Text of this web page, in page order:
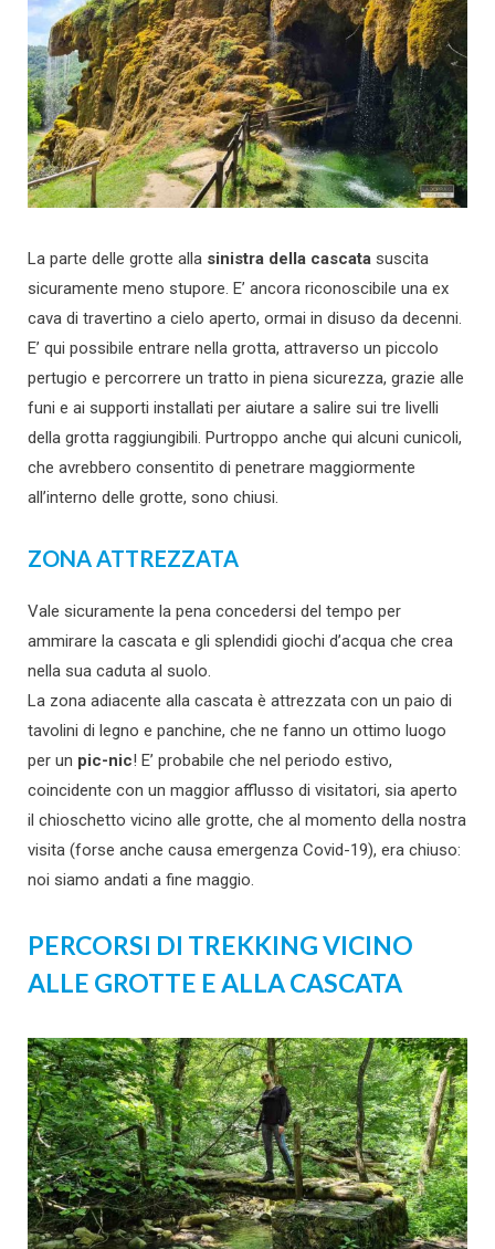
La parte delle grotte alla sinistra della cascata suscita
sicuramente meno stupore. E’ ancora riconoscibile una ex
cava di travertino a cielo aperto, ormai in disuso da decenni.
E’ qui possibile entrare nella grotta, attraverso un piccolo
pertugio e percorrere un tratto in piena sicurezza, grazie alle
funi e ai supporti installati per aiutare a salire sui tre livelli
della grotta raggiungibili. Purtroppo anche qui alcuni cunicoli,
che avrebbero consentito di penetrare maggiormente
all’interno delle grotte, sono chiusi.
ZONA ATTREZZATA
Vale sicuramente la pena concedersi del tempo per
ammirare la cascata e gli splendidi giochi d’acqua che crea
nella sua caduta al suolo.
La zona adiacente alla cascata è attrezzata con un paio di
tavolini di legno e panchine, che ne fanno un ottimo luogo
per un pic-nic! E’ probabile che nel periodo estivo,
coincidente con un maggior afflusso di visitatori, sia aperto
il chioschetto vicino alle grotte, che al momento della nostra
visita (forse anche causa emergenza Covid-19), era chiuso:
noi siamo andati a fine maggio.
PERCORSI DI TREKKING VICINO
ALLE GROTTE E ALLA CASCATA